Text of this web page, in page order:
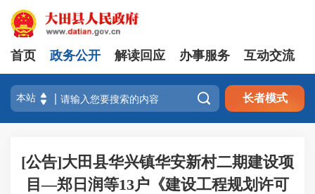
首页 政务公开 解读回应 办事服务 互动交流
 长者模式
[公告]大田县华兴镇华安新村二期建设项
目—郑日润等13户《建设工程规划许可